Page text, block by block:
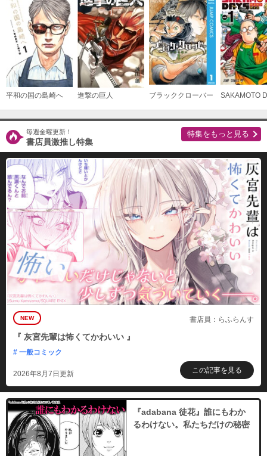
（１８）
必要ポイント：690
購入する
（１９）
必要ポイント：690
必要ポイント：690
購入する
平和の国の島崎へ 進撃の巨人 ブラッククローバー SAKAMOTO
毎週金曜更新！
書店員激推し特集
特集をもっと見る
NEW 書店員：らふらんす
『 灰宮先輩は怖くてかわいい 』
# 一般コミック
2026年8月7日更新 この記事を見る
『adabana 徒花』誰にもわか
るわけない。私たちだけの秘密